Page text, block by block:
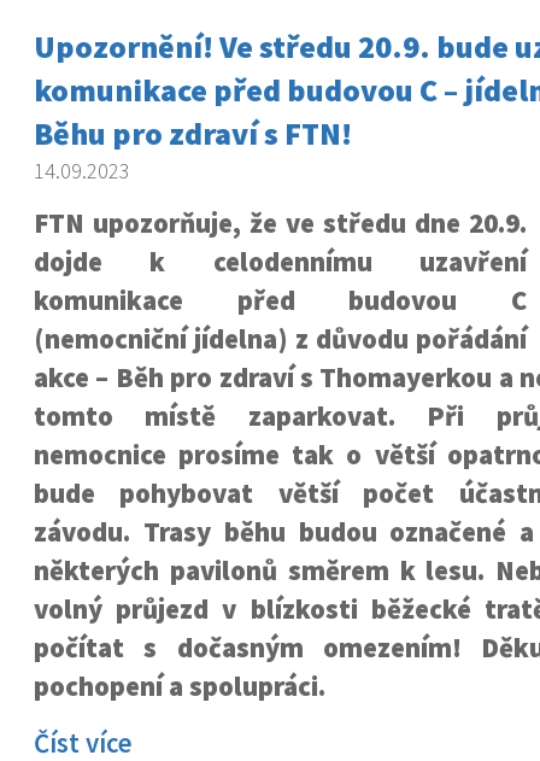
Upozornění! Ve středu 20.9. bude
komunikace před budovou C –
Běhu pro zdraví s FTN!
14.09.2023
FTN upozorňuje, že ve středu dne 20.9.
dojde k celodennímu uzavření
komunikace před budovou C
(nemocniční jídelna) z důvodu pořádání
akce – Běh pro zdraví s Thomayerkou a
tomto místě zaparkovat. Při
nemocnice prosíme tak o větší
bude pohybovat větší počet
závodu. Trasy běhu budou označené
některých pavilonů směrem k lesu.
volný průjezd v blízkosti běžecké
počítat s dočasným omezením!
pochopení a spolupráci.
Číst více